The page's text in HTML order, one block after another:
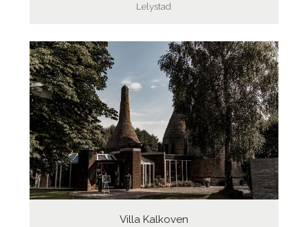
Lelystad
Villa Kalkoven